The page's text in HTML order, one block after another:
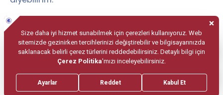
Eğitimlerden de biraz bahsedelim. Eğitimlerin
içeriği neler? Nasıl eğitimler veriliyor?
E.Ç. : Öncelikli olarak bireylerin aile içi şiddet
konusundaki farkındalığını artırmak istiyoruz.